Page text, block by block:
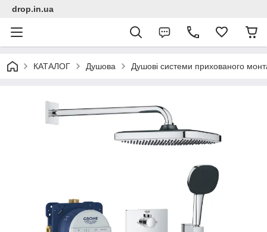
drop.in.ua
КАТАЛОГ Душова Душові системи прихованого